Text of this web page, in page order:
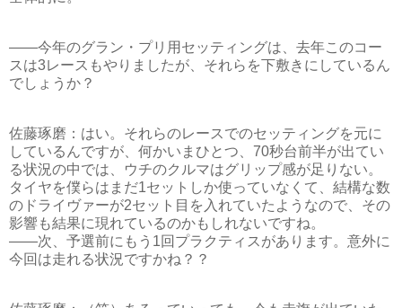
――今年のグラン・プリ用セッティングは、去年このコー
スは3レースもやりましたが、それらを下敷きにしているん
でしょうか？
佐藤琢磨：はい。それらのレースでのセッティングを元に
しているんですが、何かいまひとつ、70秒台前半が出てい
る状況の中では、ウチのクルマはグリップ感が足りない。
タイヤを僕らはまだ1セットしか使っていなくて、結構な数
のドライヴァーが2セット目を入れていたようなので、その
影響も結果に現れているのかもしれないですね。
――次、予選前にもう1回プラクティスがあります。意外に
今回は走れる状況ですかね？？